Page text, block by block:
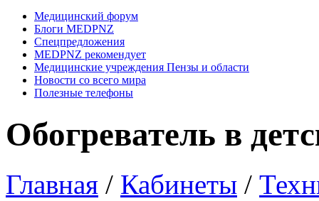
Медицинский форум
Блоги MEDPNZ
Спецпредложения
MEDPNZ рекомендует
Медицинские учреждения Пензы и области
Новости со всего мира
Полезные телефоны
Обогреватель в
Главная / Кабинеты /